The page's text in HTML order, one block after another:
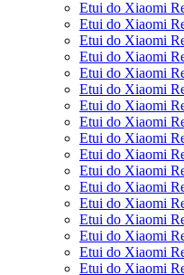
Etui do Xiaomi
Etui do Xiaomi
Etui do Xiaomi
Etui do Xiaomi
Etui do Xiaomi
Etui do Xiaomi
Etui do Xiaomi
Etui do Xiaomi
Etui do Xiaomi
Etui do Xiaomi
Etui do Xiaomi
Etui do Xiaomi
Etui do Xiaomi
Etui do Xiaomi
Etui do Xiaomi
Etui do Xiaomi
Etui do Xiaomi